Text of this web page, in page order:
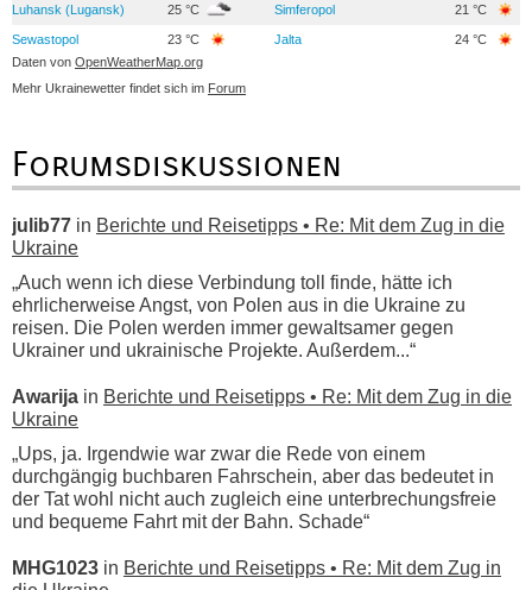
Luhansk (Lugansk) 25 °C Simferopol 21 °C
Sewastopol 23 °C Jalta
24 °C
Daten von OpenWeatherMap.org
Mehr Ukrainewetter findet sich im Forum
Forumsdiskussionen
julib77 in Berichte und Reisetipps • Re: Mit dem Zug in die
Ukraine
„Auch wenn ich diese Verbindung toll finde, hätte ich
ehrlicherweise Angst, von Polen aus in die Ukraine zu
reisen. Die Polen werden immer gewaltsamer gegen
Ukrainer und ukrainische Projekte. Außerdem...“
Awarija in Berichte und Reisetipps • Re: Mit dem Zug in die
Ukraine
„Ups, ja. Irgendwie war zwar die Rede von einem
durchgängig buchbaren Fahrschein, aber das bedeutet in
der Tat wohl nicht auch zugleich eine unterbrechungsfreie
und bequeme Fahrt mit der Bahn. Schade“
MHG1023 in Berichte und Reisetipps • Re: Mit dem Zug in